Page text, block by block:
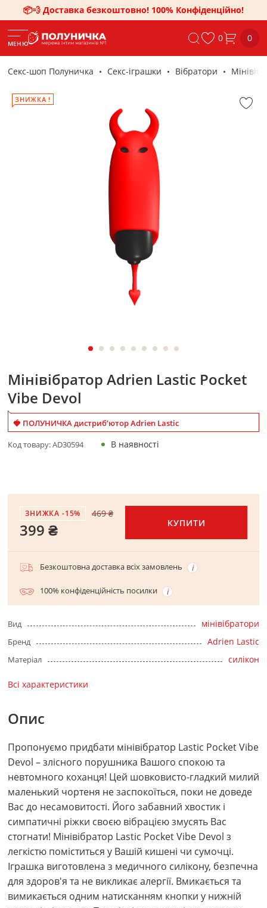
📦💨 Доставка безкоштовно! 100% Конфіденційно!
МЕНЮ 0 0
Секс-шоп Полуничка Секс-iграшки Вібратори
ЗНИЖКА !
Мінівібратор Adrien Lastic Pocket
Vibe Devol
🍓 ПОЛУНИЧКА дистриб’ютор Adrien Lastic
Код товару:AD30594 В наявності
ЗНИЖКА -15% 469 ₴
399 ₴ КУПИТИ
Безкоштовна доставка всіх замовлень
100% конфіденційність посилки
Вид мінівібратори
Бренд Adrien Lastic
Матеріал силікон
Всі характеристики
Опис
Пропонуємо придбати мінівібратор Lastic Pocket Vibe
Devol – злісного порушника Вашого спокою та
невтомного коханця! Цей шовковисто-гладкий милий
маленький чортеня не заспокоїться, поки не доведе
Вас до несамовитості. Його забавний хвостик і
симпатичні ріжки своєю вібрацією змусять Вас
стогнати! Мінівібратор Lastic Pocket Vibe Devol з
легкістю поміститься у Вашій кишені чи сумочці.
Іграшка виготовлена з медичного силікону, безпечна
для здоров'я та не викликає алергії. Вмикається та
вимикається одним натисканням кнопки у нижній